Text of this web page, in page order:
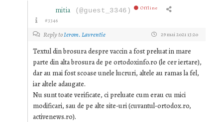
mitia (@guest_3346) Offline
#3346
Reply toIerom. Lavrentie 29 mai 2021 13:20
Textul din brosura despre vaccin a fost preluat in mare
parte din alta brosura de pe ortodoxinfo.ro (le cer iertare),
dar au mai fost scoase unele lucruri, altele au ramas la fel,
iar altele adaugate.
Nu sunt toate verificate, ci preluate cum erau cu mici
modificari, sau de pe alte site-uri (cuvantul-ortodox.ro,
activenews.ro).